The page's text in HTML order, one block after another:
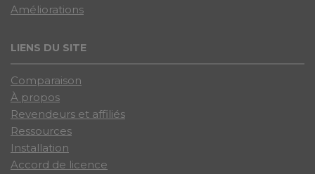
Améliorations
LIENS DU SITE
Comparaison
À propos
Revendeurs et affiliés
Ressources
Installation
Accord de licence